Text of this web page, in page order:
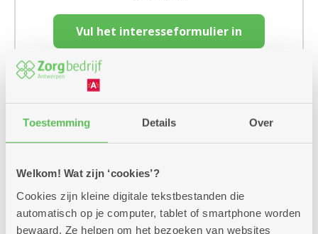
Toestemming Details Over
Welkom! Wat zijn ‘cookies’?
Cookies zijn kleine digitale tekstbestanden die
automatisch op je computer, tablet of smartphone worden
bewaard. Ze helpen om het bezoeken van websites
Vul het interesseformulier in
Meer weten over leven in een
woonzorgcentrum? Kom naar een